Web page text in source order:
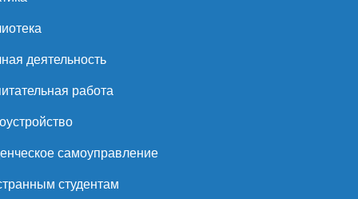
деятельность
работа
самоуправление
студентам